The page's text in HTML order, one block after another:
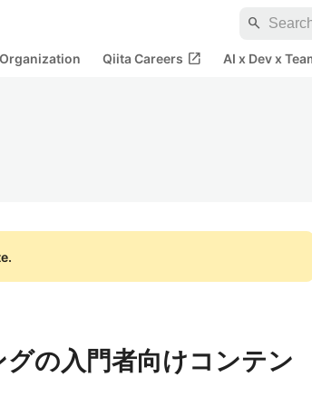
search
Organization Qiita Careers open_in_new AI x Dev x
の入門者向けコンテン